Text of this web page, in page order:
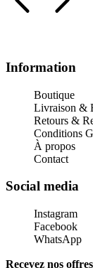
Information
Boutique
Livraison &
Retours &
Conditions
À propos
Contact
Social media
Instagram
Facebook
WhatsApp
Recevez nos